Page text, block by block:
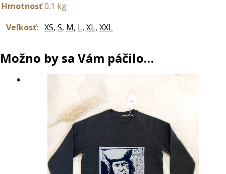
Hmotnosť0.1 kg
Veľkosť: XS, S, M, L, XL, XXL
Možno by sa Vám páčilo…